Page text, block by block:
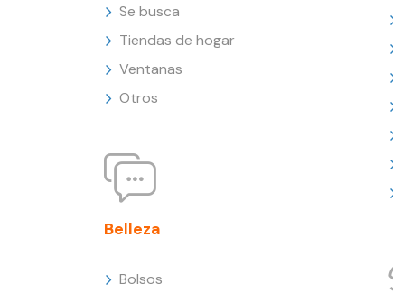
Se busca
Tiendas de hogar
Ventanas
Otros
Belleza
Bolsos